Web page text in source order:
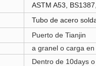
ASTM A53,
Tubo de acero
Puerto de Tianjin
a granel o carga
Dentro de 10days